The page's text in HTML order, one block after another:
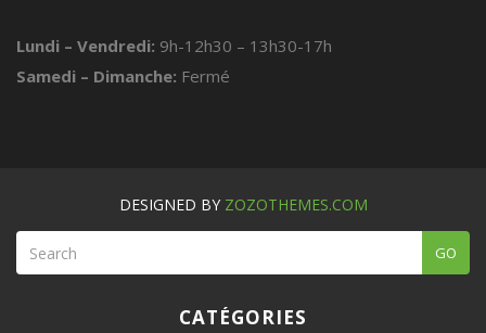
Lundi – Vendredi: 9h-12h30 – 13h30-17h
Samedi – Dimanche: Fermé
DESIGNED BY ZOZOTHEMES.COM
GO
CATÉGORIES